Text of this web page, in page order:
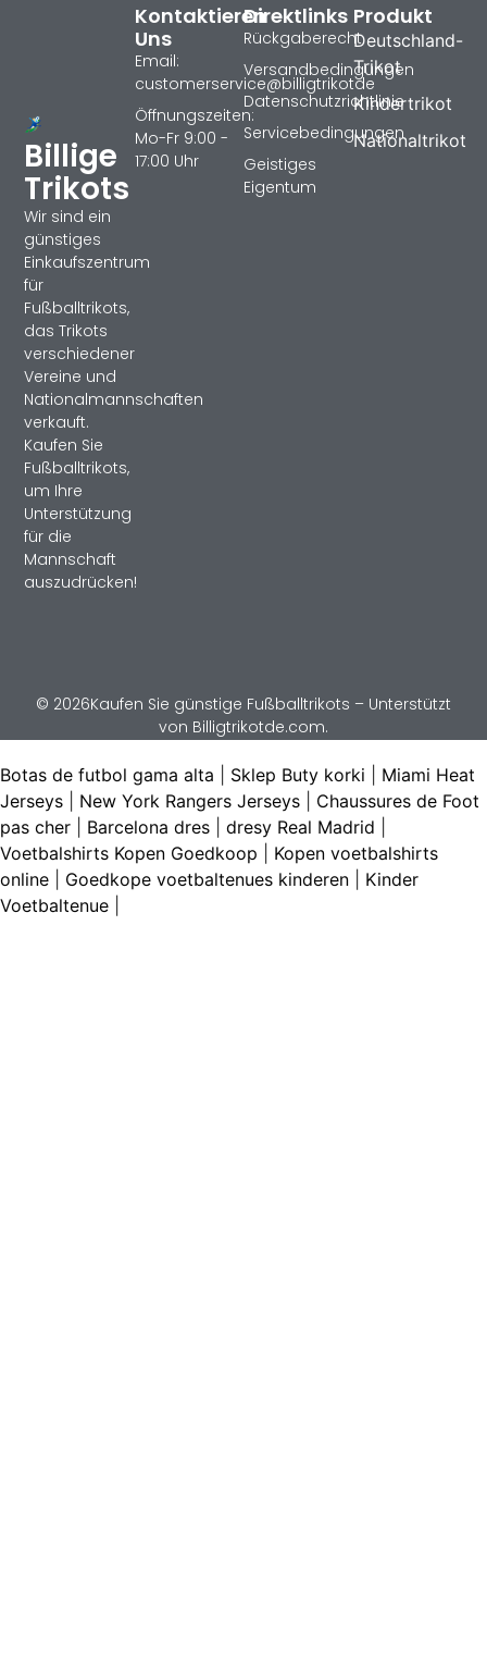
Billige
Trikots
Wir sind ein
günstiges
Einkaufszentrum
für
Fußballtrikots,
das Trikots
verschiedener
Vereine und
Nationalmannschaften
verkauft.
Kaufen Sie
Fußballtrikots,
um Ihre
Unterstützung
für die
Mannschaft
auszudrücken!
Produkt
Deutschland-
Trikot
Kindertrikot
Nationaltrikot
Direktlinks
Rückgaberecht
Versandbedingungen
Datenschutzrichtlinie
Servicebedingungen
Geistiges
Eigentum
Kontaktieren
Uns
Email:
customerservice@billigtrikotde
Öffnungszeiten:
Mo-Fr 9:00 -
17:00 Uhr
© 2026Kaufen Sie günstige Fußballtrikots – Unterstützt
von Billigtrikotde.com.
Botas de futbol gama alta Sklep Buty korki
Miami Heat
Jerseys
New York Rangers Jerseys
Chaussures de Foot
pas cher
Barcelona dres dresy Real Madrid
Voetbalshirts Kopen Goedkoop
Kopen voetbalshirts
online
Goedkope voetbaltenues kinderen
Kinder
Voetbaltenue